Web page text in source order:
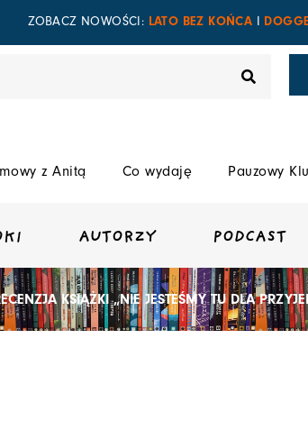
ZOBACZ NOWOŚCI: LATO BEZ KOŃCA
z Anitą Co wydaję Pauzowy
AUTORZY PODCAST
KSIĄŻKI „NIE JESTEŚMY TU DLA